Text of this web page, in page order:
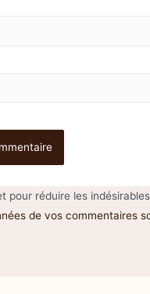
pour réduire les
de vos commentaires